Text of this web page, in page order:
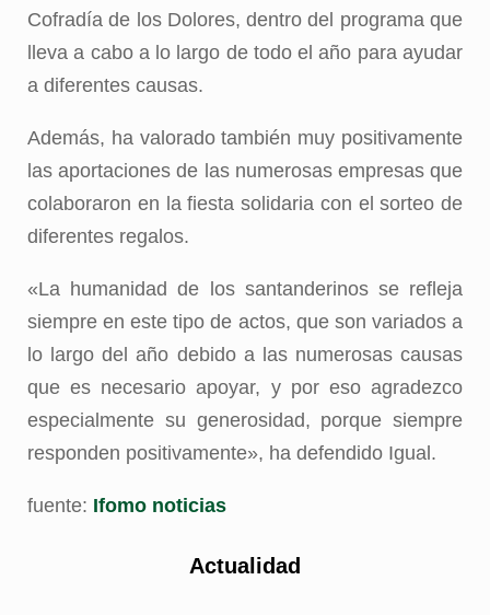
Cofradía de los Dolores, dentro del programa que
lleva a cabo a lo largo de todo el año para ayudar
a diferentes causas.
Además, ha valorado también muy positivamente
las aportaciones de las numerosas empresas que
colaboraron en la fiesta solidaria con el sorteo de
diferentes regalos.
«La humanidad de los santanderinos se refleja
siempre en este tipo de actos, que son variados a
lo largo del año debido a las numerosas causas
que es necesario apoyar, y por eso agradezco
especialmente su generosidad, porque siempre
responden positivamente», ha defendido Igual.
fuente: Ifomo noticias
Actualidad